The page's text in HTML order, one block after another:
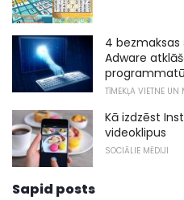
4
Adware
TĪMEKĻA VIETNE UN
Kā izdzēst
videoklipus
SOCIĀLIE MĒDIJI
Sapid posts